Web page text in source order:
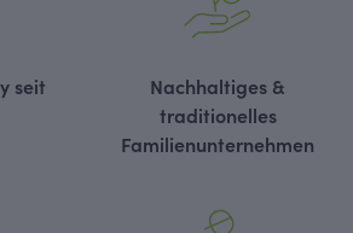
seit
Nachhaltiges &
traditionelles
Familienunternehmen